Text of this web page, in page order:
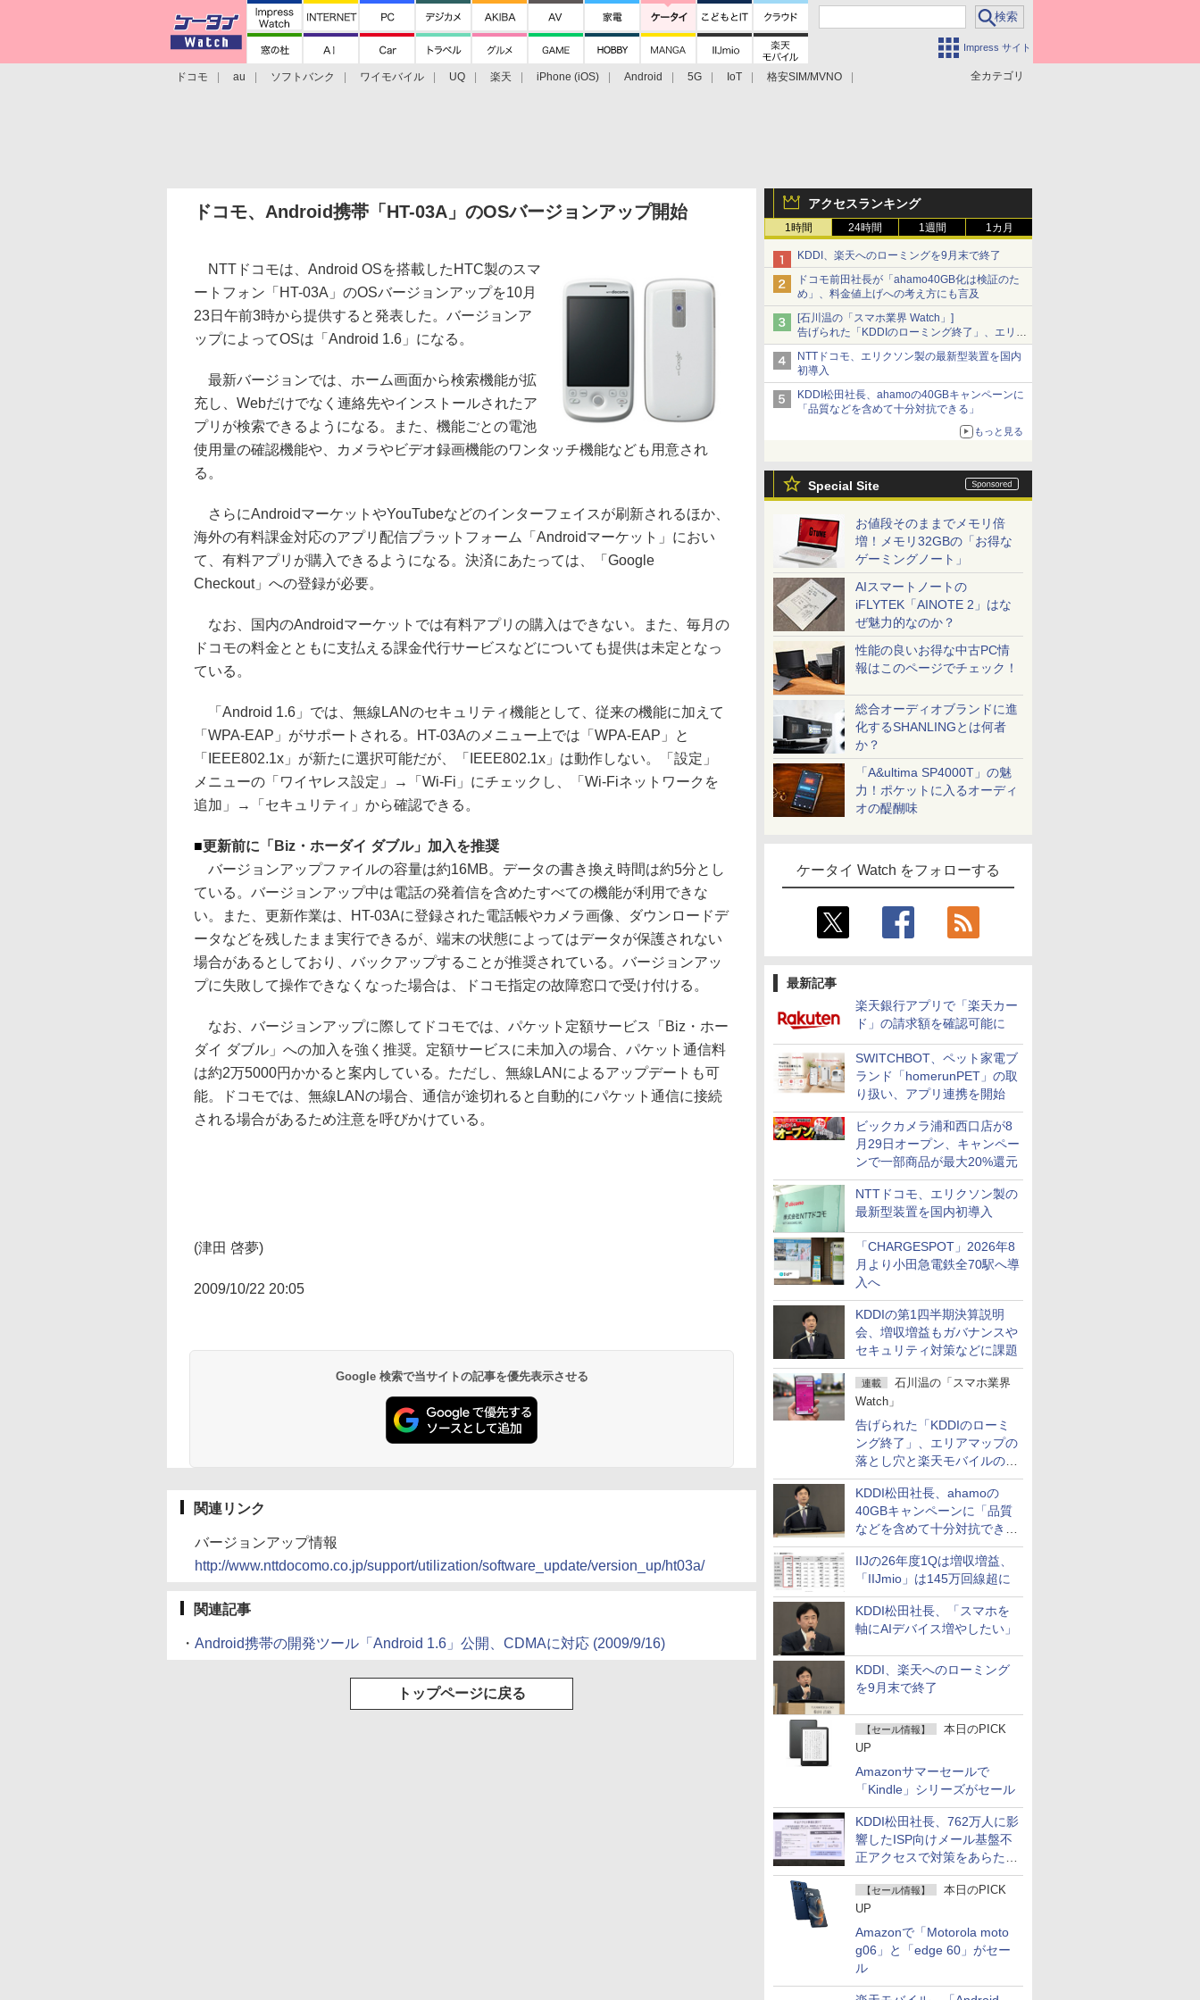
Impress サイト
全カテゴリ
ドコモ au ソフトバンク ワイモバイル UQ 楽天 iPhone (iOS) Android 5G IoT
格安SIM/MVNO
アクセスランキング
1時間 24時間 1週間 1カ月
KDDI、楽天へのローミングを9月末で終了
ドコモ前田社長が「ahamo40GB化は検証のた
め」、料金値上げへの考え方にも言及
[石川温の「スマホ業界 Watch」]
告げられた「KDDIのローミング終了」、エリア
マップの落とし穴と楽天モバイルの課題
NTTドコモ、エリクソン製の最新型装置を国内
初導入
KDDI松田社長、ahamoの40GBキャンペーンに
「品質などを含めて十分対抗できる」
もっと見る
Special Site
お値段そのままでメモリ倍
増！メモリ32GBの「お得な
ゲーミングノート」
AIスマートノートの
iFLYTEK「AINOTE 2」はな
ぜ魅力的なのか？
性能の良いお得な中古PC情
報はこのページでチェック！
総合オーディオブランドに進
化するSHANLINGとは何者
か？
「A&ultima SP4000T」の魅
力！ポケットに入るオーディ
オの醍醐味
ケータイ Watch をフォローする
最新記事
楽天銀行アプリで「楽天カー
ド」の請求額を確認可能に
SWITCHBOT、ペット家電ブ
ランド「homerunPET」の取
り扱い、アプリ連携を開始
ビックカメラ浦和西口店が8
月29日オープン、キャンペー
ンで一部商品が最大20%還元
NTTドコモ、エリクソン製の
最新型装置を国内初導入
「CHARGESPOT」2026年8
月より小田急電鉄全70駅へ導
入へ
KDDIの第1四半期決算説明
会、増収増益もガバナンスや
セキュリティ対策などに課題
連載
石川温の「スマホ業界
Watch」
告げられた「KDDIのローミ
ング終了」、エリアマップの
落とし穴と楽天モバイルの課
題
KDDI松田社長、ahamoの
40GBキャンペーンに「品質
などを含めて十分対抗でき
る」
IIJの26年度1Qは増収増益、
「IIJmio」は145万回線超に
KDDI松田社長、「スマホを
軸にAIデバイス増やしたい」
KDDI、楽天へのローミング
を9月末で終了
【セール情報】
本日のPICK
UP
Amazonサマーセールで
「Kindle」シリーズがセール
KDDI松田社長、762万人に影
響したISP向けメール基盤不
正アクセスで対策をあらため
て説明
【セール情報】
本日のPICK
UP
Amazonで「Motorola moto
g06」と「edge 60」がセー
ル
ドコモ、Android携帯「HT-03A」のOSバージョンアップ開始
NTTドコモは、Android OSを搭載したHTC製のスマ
ートフォン「HT-03A」のOSバージョンアップを10月
23日午前3時から提供すると発表した。バージョンア
ップによってOSは「Android 1.6」になる。
最新バージョンでは、ホーム画面から検索機能が拡
充し、Webだけでなく連絡先やインストールされたア
プリが検索できるようになる。また、機能ごとの電池
使用量の確認機能や、カメラやビデオ録画機能のワンタッチ機能なども用意され
る。
さらにAndroidマーケットやYouTubeなどのインターフェイスが刷新されるほか、
海外の有料課金対応のアプリ配信プラットフォーム「Androidマーケット」におい
て、有料アプリが購入できるようになる。決済にあたっては、「Google
Checkout」への登録が必要。
なお、国内のAndroidマーケットでは有料アプリの購入はできない。また、毎月の
ドコモの料金とともに支払える課金代行サービスなどについても提供は未定となっ
ている。
「Android 1.6」では、無線LANのセキュリティ機能として、従来の機能に加えて
「WPA-EAP」がサポートされる。HT-03Aのメニュー上では「WPA-EAP」と
「IEEE802.1x」が新たに選択可能だが、「IEEE802.1x」は動作しない。「設定」
メニューの「ワイヤレス設定」→「Wi-Fi」にチェックし、「Wi-Fiネットワークを
追加」→「セキュリティ」から確認できる。
■更新前に「Biz・ホーダイ ダブル」加入を推奨
バージョンアップファイルの容量は約16MB。データの書き換え時間は約5分とし
ている。バージョンアップ中は電話の発着信を含めたすべての機能が利用できな
い。また、更新作業は、HT-03Aに登録された電話帳やカメラ画像、ダウンロードデ
ータなどを残したまま実行できるが、端末の状態によってはデータが保護されない
場合があるとしており、バックアップすることが推奨されている。バージョンアッ
プに失敗して操作できなくなった場合は、ドコモ指定の故障窓口で受け付ける。
なお、バージョンアップに際してドコモでは、パケット定額サービス「Biz・ホー
ダイ ダブル」への加入を強く推奨。定額サービスに未加入の場合、パケット通信料
は約2万5000円かかると案内している。ただし、無線LANによるアップデートも可
能。ドコモでは、無線LANの場合、通信が途切れると自動的にパケット通信に接続
される場合があるため注意を呼びかけている。
(津田 啓夢)
2009/10/22 20:05
Google 検索で当サイトの記事を優先表示させる
関連リンク
バージョンアップ情報
http://www.nttdocomo.co.jp/support/utilization/software_update/version_up/ht03a/
関連記事
・ Android携帯の開発ツール「Android 1.6」公開、CDMAに対応 (2009/9/16)
トップページに戻る